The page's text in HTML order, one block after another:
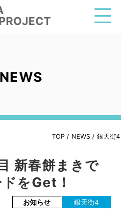
NEWS
TOP / NEWS / 銀天街4
新春餅まきで
をGet！
お知らせ 銀天街4